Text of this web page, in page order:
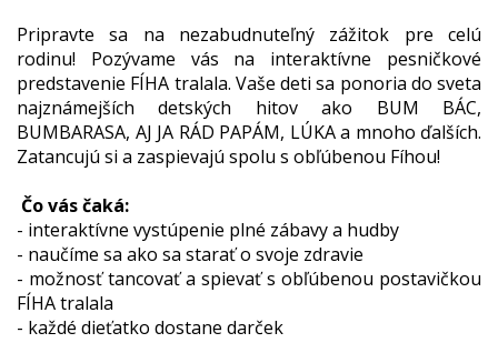
Pripravte sa na nezabudnuteľný zážitok pre celú
rodinu! Pozývame vás na interaktívne pesničkové
predstavenie FÍHA tralala. Vaše deti sa ponoria do sveta
najznámejších detských hitov ako BUM BÁC,
BUMBARASA, AJ JA RÁD PAPÁM, LÚKA a mnoho ďalších.
Zatancujú si a zaspievajú spolu s obľúbenou Fíhou!
Čo vás čaká:
- interaktívne vystúpenie plné zábavy a hudby
- naučíme sa ako sa starať o svoje zdravie
- možnosť tancovať a spievať s obľúbenou postavičkou
FÍHA tralala
- každé dieťatko dostane darček